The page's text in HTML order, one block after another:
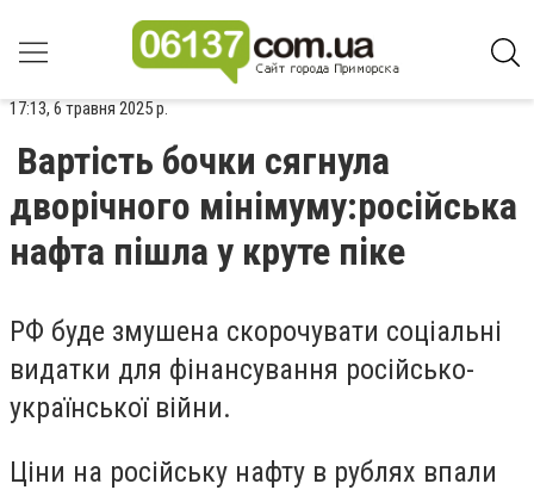
17:13, 6 травня 2025 р.
Вартість бочки сягнула
дворічного мінімуму:російська
нафта пішла у круте піке
РФ буде змушена скорочувати соціальні
видатки для фінансування російсько-
української війни.
Ціни на російську нафту в рублях впали